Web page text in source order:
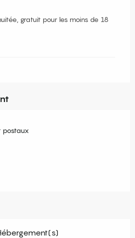
gratuit pour les moins de 18
postaux